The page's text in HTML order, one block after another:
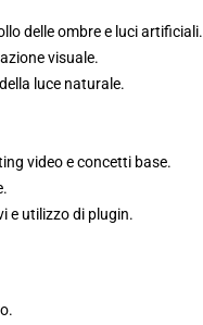
delle ombre e luci artificiali.
visuale.
luce naturale.
video e concetti base.
e utilizzo di plugin.